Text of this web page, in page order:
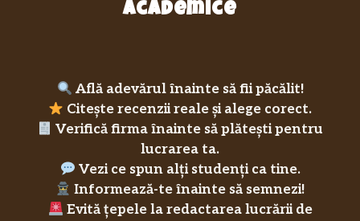
academice
Află adevărul înainte să fii păcălit!
Citește recenzii reale și alege corect.
Verifică firma înainte să plătești pentru
lucrarea ta.
Vezi ce spun alți studenți ca tine.
Informează-te înainte să semnezi!
Evită țepele la redactarea lucrării de